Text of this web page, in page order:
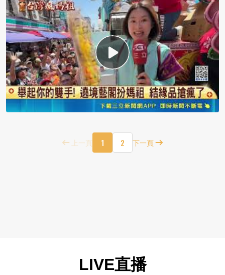
上一頁 1 2 下一頁
LIVE直播